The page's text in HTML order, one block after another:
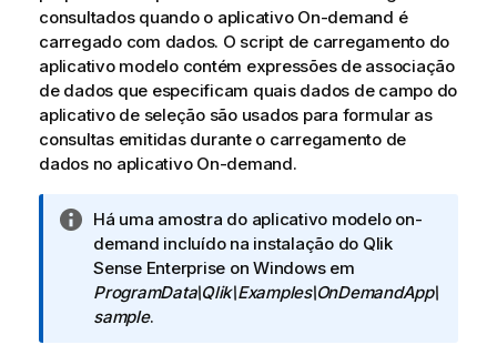
consultados quando o aplicativo On-demand é
carregado com dados. O script de carregamento do
aplicativo modelo contém expressões de associação
de dados que especificam quais dados de campo do
aplicativo de seleção são usados para formular as
consultas emitidas durante o carregamento de
dados no aplicativo On-demand.
N
o
t
a
i
Há uma amostra do aplicativo modelo on-
demand incluído na instalação do Qlik
Sense Enterprise on Windowsem
ProgramData\Qlik\Examples\OnDemandApp\
sample.